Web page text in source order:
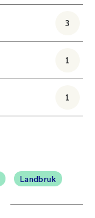
3
1
1
Landbruk